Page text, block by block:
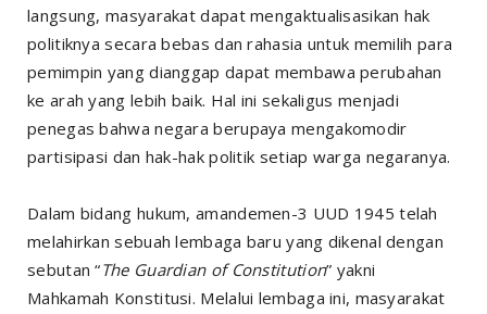
langsung, masyarakat dapat mengaktualisasikan hak
politiknya secara bebas dan rahasia untuk memilih para
pemimpin yang dianggap dapat membawa perubahan
ke arah yang lebih baik. Hal ini sekaligus menjadi
penegas bahwa negara berupaya mengakomodir
partisipasi dan hak-hak politik setiap warga negaranya.
Dalam bidang hukum, amandemen-3 UUD 1945 telah
melahirkan sebuah lembaga baru yang dikenal dengan
sebutan “The Guardian of Constitution” yakni
Mahkamah Konstitusi. Melalui lembaga ini, masyarakat